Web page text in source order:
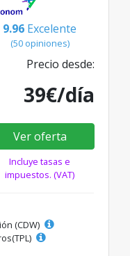
9.96 Excelente
(50 opiniones)
Precio desde:
39€/día
Ver oferta
Incluye tasas e
impuestos. (VAT)
(CDW)